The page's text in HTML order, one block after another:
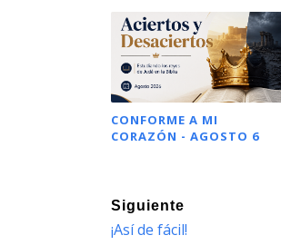
CONFORME A MI
CORAZÓN - AGOSTO 6
Siguiente
¡Así de fácil!